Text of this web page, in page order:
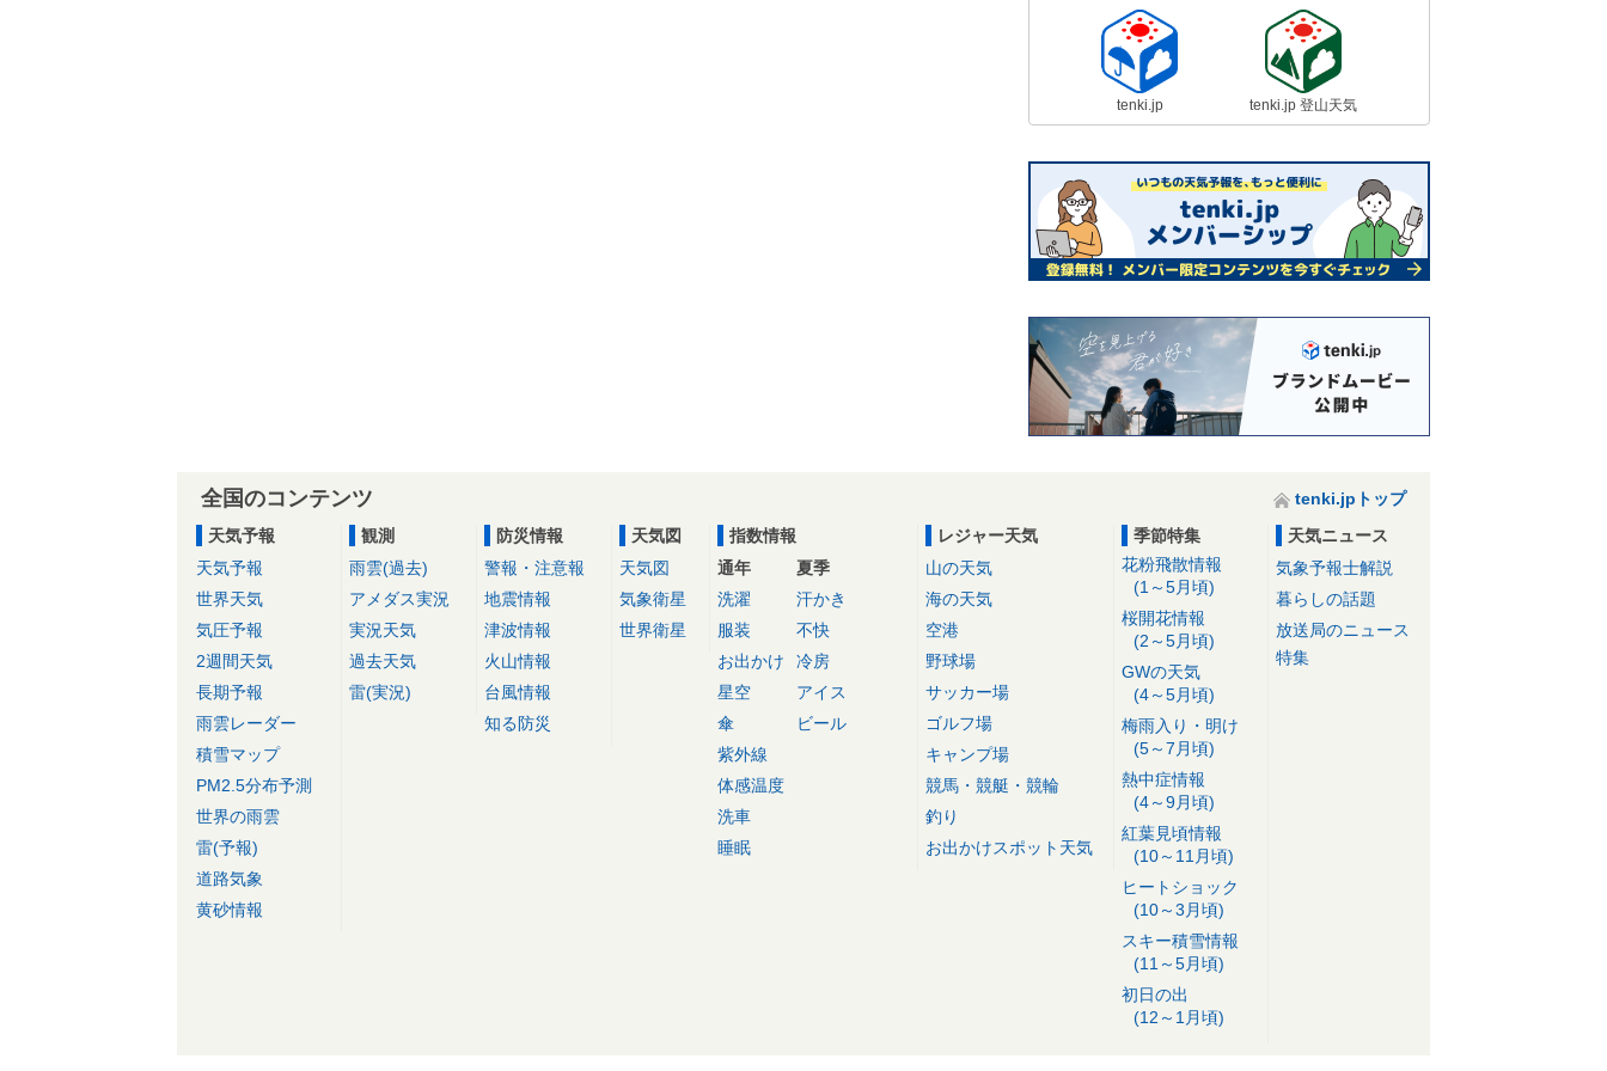
tenki.jp tenki.jp 登山天気
全国のコンテンツ
tenki.jpトップ
天気予報
天気予報
世界天気
気圧予報
2週間天気
長期予報
雨雲レーダー
積雪マップ
PM2.5分布予測
世界の雨雲
雷(予報)
道路気象
黄砂情報
観測
雨雲(過去)
アメダス実況
実況天気
過去天気
雷(実況)
防災情報
警報・注意報
地震情報
津波情報
火山情報
台風情報
知る防災
天気図
天気図
気象衛星
世界衛星
指数情報
通年
洗濯
服装
お出かけ
星空
傘
紫外線
体感温度
洗車
睡眠
夏季
汗かき
不快
冷房
アイス
ビール
レジャー天気
山の天気
海の天気
空港
野球場
サッカー場
ゴルフ場
キャンプ場
競馬・競艇・競輪
釣り
お出かけスポット天気
季節特集
花粉飛散情報
(1～5月頃)
桜開花情報
(2～5月頃)
GWの天気
(4～5月頃)
梅雨入り・明け
(5～7月頃)
熱中症情報
(4～9月頃)
紅葉見頃情報
(10～11月頃)
ヒートショック
(10～3月頃)
スキー積雪情報
(11～5月頃)
初日の出
(12～1月頃)
天気ニュース
気象予報士解説
暮らしの話題
放送局のニュース
特集